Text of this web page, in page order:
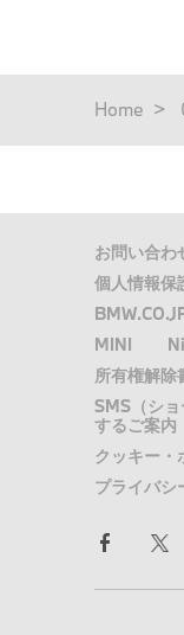
パ
く
Home
お問い合わ
個人情報保
MINI
所有権解除
SMS（シ
するご案内
クッキー・
プライバシ